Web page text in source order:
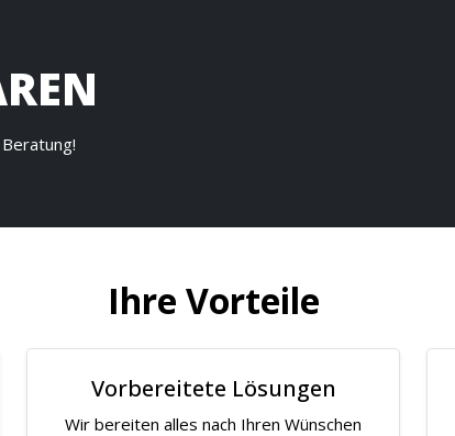
Ihre Vorteile
Vorbereitete Lösungen
Wir bereiten alles nach Ihren Wünschen